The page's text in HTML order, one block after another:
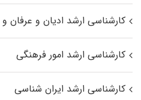
کارشناسی ارشد ادیان و عرفان
کارشناسی ارشد امور فرهنگی
کارشناسی ارشد ایران شناسی